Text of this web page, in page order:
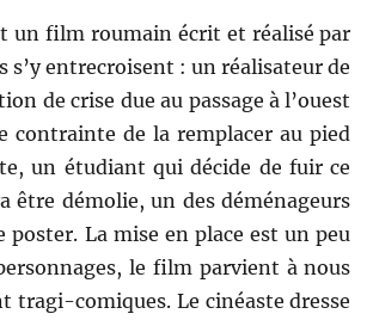
un film roumain écrit et réalisé par
s’y entrecroisent : un réalisateur de
de crise due au passage à l’ouest
contrainte de la remplacer au pied
un étudiant qui décide de fuir ce
être démolie, un des déménageurs
La mise en place est un peu
le film parvient à nous
tragi-comiques. Le cinéaste dresse